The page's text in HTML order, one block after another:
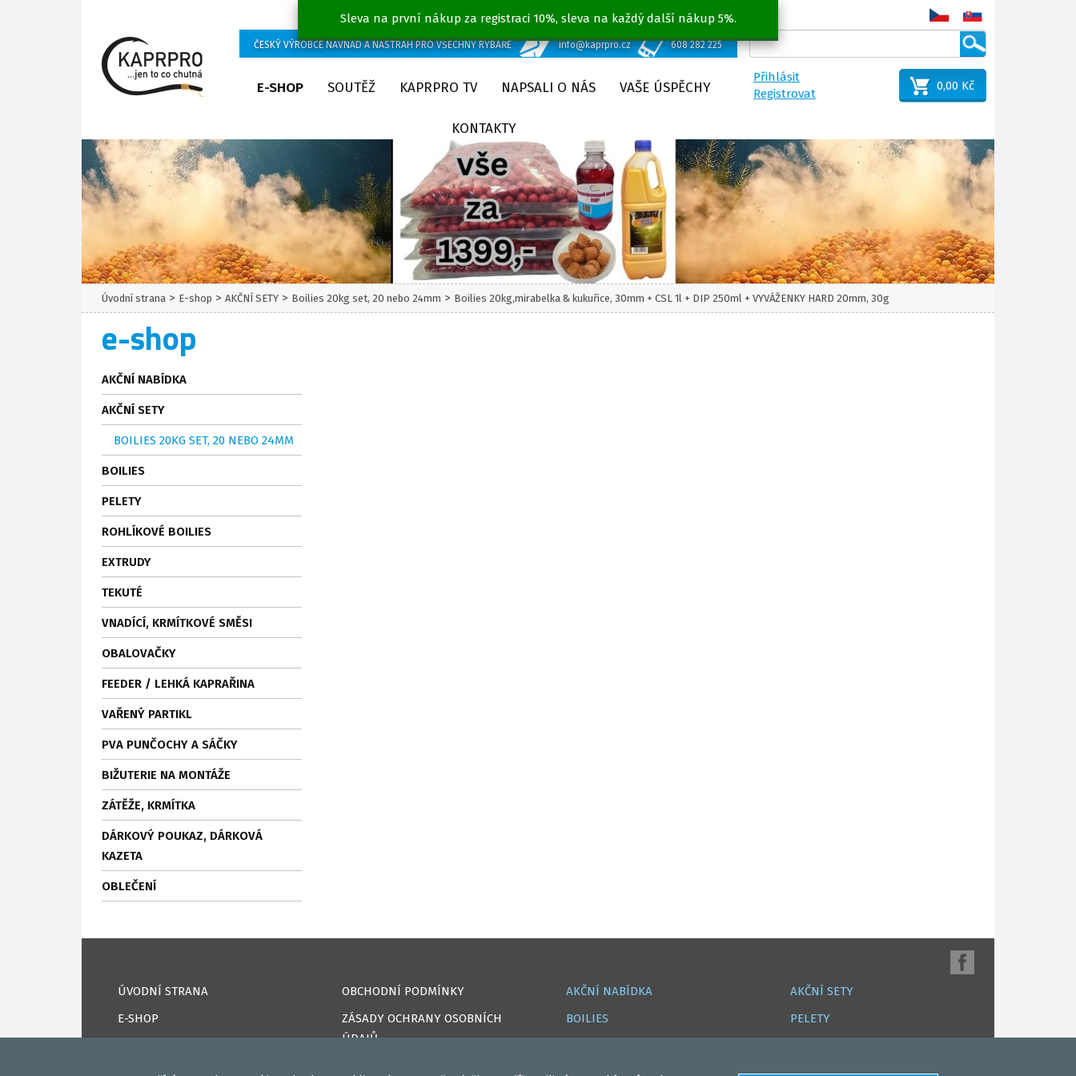
Sleva na první nákup za registraci 10%, sleva na každý další nákup 5%.
ČESKÝ VÝROBCE NÁVNAD A NÁSTRAH PRO VŠECHNY RYBÁŘE info@kaprpro.cz 608 282 225
E-SHOP SOUTĚŽ KAPRPRO TV NAPSALI O NÁS VAŠE ÚSPĚCHY
KONTAKTY
Přihlásit
Registrovat
0,00 Kč
Úvodní strana > E-shop > AKČNÍ SETY > Boilies 20kg set, 20 nebo 24mm > Boilies 20kg,mirabelka & kukuřice, 30mm + CSL 1l + DIP 250ml + VYVÁŽENKY HARD 20mm, 30g
e-shop
AKČNÍ NABÍDKA
AKČNÍ SETY
BOILIES 20KG SET, 20 NEBO 24MM
BOILIES
PELETY
ROHLÍKOVÉ BOILIES
EXTRUDY
TEKUTÉ
VNADÍCÍ, KRMÍTKOVÉ SMĚSI
OBALOVAČKY
FEEDER / LEHKÁ KAPRAŘINA
VAŘENÝ PARTIKL
PVA PUNČOCHY A SÁČKY
BIŽUTERIE NA MONTÁŽE
ZÁTĚŽE, KRMÍTKA
DÁRKOVÝ POUKAZ, DÁRKOVÁ
KAZETA
OBLEČENÍ
ÚVODNÍ STRANA
E-SHOP
NAPSALI O NÁS
OBCHODNÍ PODMÍNKY
ZÁSADY OCHRANY OSOBNÍCH
ÚDAJŮ
AKČNÍ NABÍDKA
BOILIES
TEKUTÉ
AKČNÍ SETY
PELETY
VNADÍCÍ, KRMÍTKOVÉ SMĚSI